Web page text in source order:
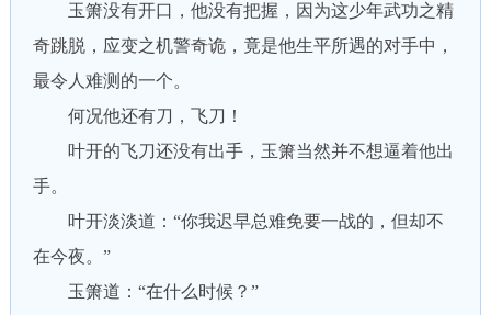
玉箫没有开口，他没有把握，因为这少年武功之精
奇跳脱，应变之机警奇诡，竟是他生平所遇的对手中，
最令人难测的一个。
何况他还有刀，飞刀！
叶开的飞刀还没有出手，玉箫当然并不想逼着他出
手。
叶开淡淡道：“你我迟早总难免要一战的，但却不
在今夜。”
玉箫道：“在什么时候？”